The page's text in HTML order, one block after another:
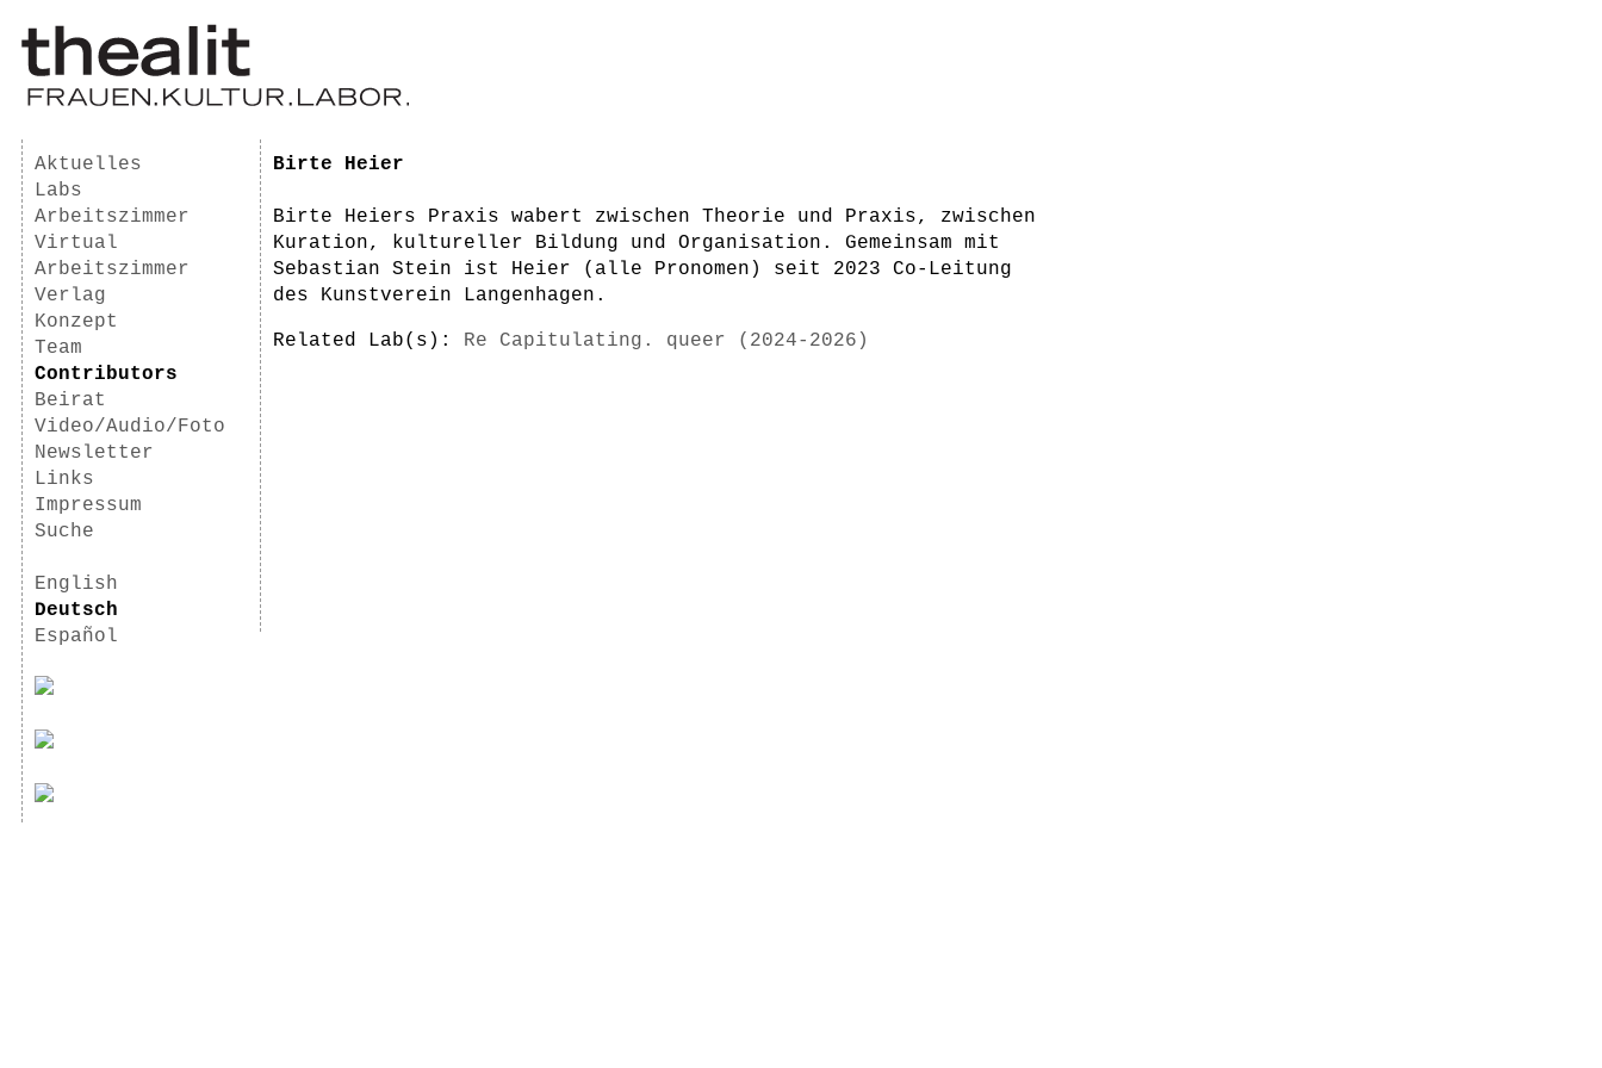
Aktuelles
Labs
Arbeitszimmer
Virtual
Arbeitszimmer
Verlag
Konzept
Team
Contributors
Beirat
Video/Audio/Foto
Newsletter
Links
Impressum
Suche
English
Deutsch
Español
Birte Heier
Birte Heiers Praxis wabert zwischen Theorie und Praxis, zwischen
Kuration, kultureller Bildung und Organisation. Gemeinsam mit
Sebastian Stein ist Heier (alle Pronomen) seit 2023 Co-Leitung
des Kunstverein Langenhagen.
Related Lab(s): Re Capitulating. queer (2024-2026)